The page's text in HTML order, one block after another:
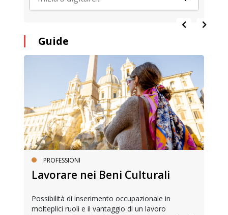
Guide
PROFESSIONI
Lavorare nei Beni Culturali
Possibilità di inserimento occupazionale in
molteplici ruoli e il vantaggio di un lavoro